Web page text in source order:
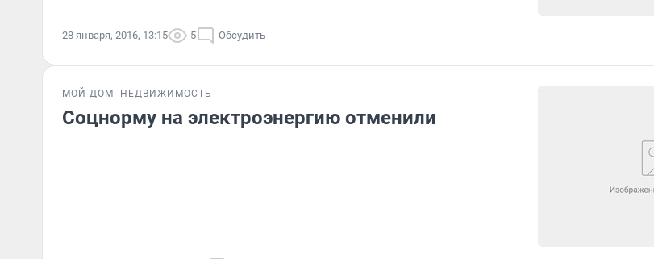
28 января, 2016, 13:15 5 Обсудить
МОЙ ДОМ НЕДВИЖИМОСТЬ
Соцнорму на электроэнергию отменили